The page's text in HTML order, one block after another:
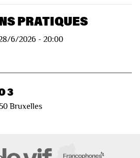
PRATIQUES
6/2026 - 20:00
3
Bruxelles